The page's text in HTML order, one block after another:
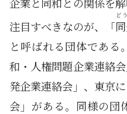
注目すべきなのが、「
ど
と呼ばれる団体である
和・人権問題企業連絡
発企業連絡会」、東京
会」がある。同様の団